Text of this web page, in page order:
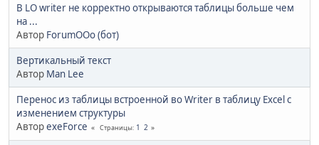
В LO writer не корректно открываются таблицы больше чем
на ...
Автор ForumOOo (бот)
Вертикальный текст
Автор Man Lee
Перенос из таблицы встроенной во Writer в таблицу Excel с
изменением структуры
АвторexeForce Страницы 1 2